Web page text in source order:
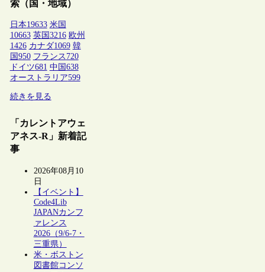
索（国・地域）
日本19633 米国
10663 英国 3216 欧州
1426 カナダ1069 韓
国 950 フランス 720
ドイツ681 中国 638
オーストラリア599
続きを見る
「カレントアウェ
アネス-R」新着記
事
2026年08月10
日
【イベント】
Code4Lib
JAPANカンフ
ァレンス
2026（9/6-7・
三重県）
米・ボストン
図書館コンソ